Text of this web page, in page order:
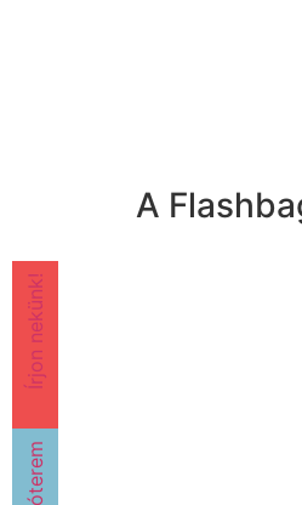
A
Írjon nekünk!